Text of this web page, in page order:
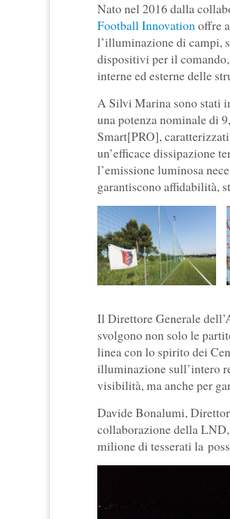
Nato nel 2016 dalla
Football Innovationoffre
l’illuminazione di campi,
dispositivi per il
interne ed esterne delle
A Silvi Marina sono stati
una potenza nominale di
Smart[PRO],
un’efficace dissipazione
l’emissione luminosa
garantiscono affidabilità,
Il Direttore Generale
svolgono non solo le
linea con lo spirito dei
illuminazione sull’intero
visibilità, ma anche per
Davide Bonalumi,
collaborazione della
milione di tesserati la